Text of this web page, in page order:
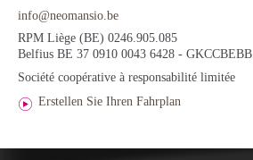
info@neomansio.be
RPM Liège (BE) 0246.905.085
Belfius BE 37 0910 0043 6428 - GKCCBEBB
Société coopérative à responsabilité limitée
Erstellen Sie Ihren Fahrplan